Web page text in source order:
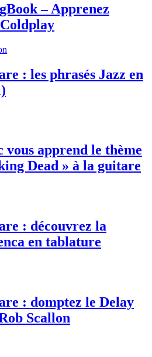
– Apprenez
: les phrasés Jazz en
vous apprend le thème
Dead » à la guitare
: découvrez la
en tablature
: domptez le Delay
Scallon